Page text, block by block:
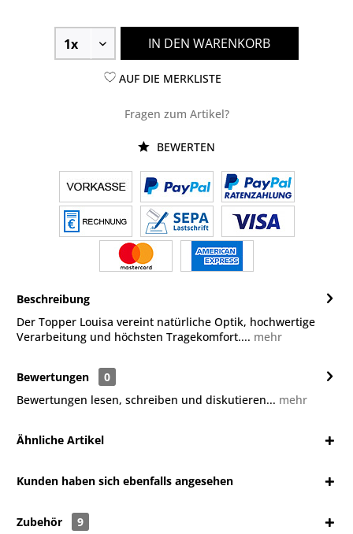
IN DEN WARENKORB
AUF DIE MERKLISTE
Fragen zum Artikel?
BEWERTEN
Beschreibung
Der Topper Louisa vereint natürliche Optik, hochwertige
Verarbeitung und höchsten Tragekomfort.... mehr
Bewertungen
0
Bewertungen lesen, schreiben und diskutieren... mehr
Ähnliche Artikel
Kunden haben sich ebenfalls angesehen
Zubehör 9